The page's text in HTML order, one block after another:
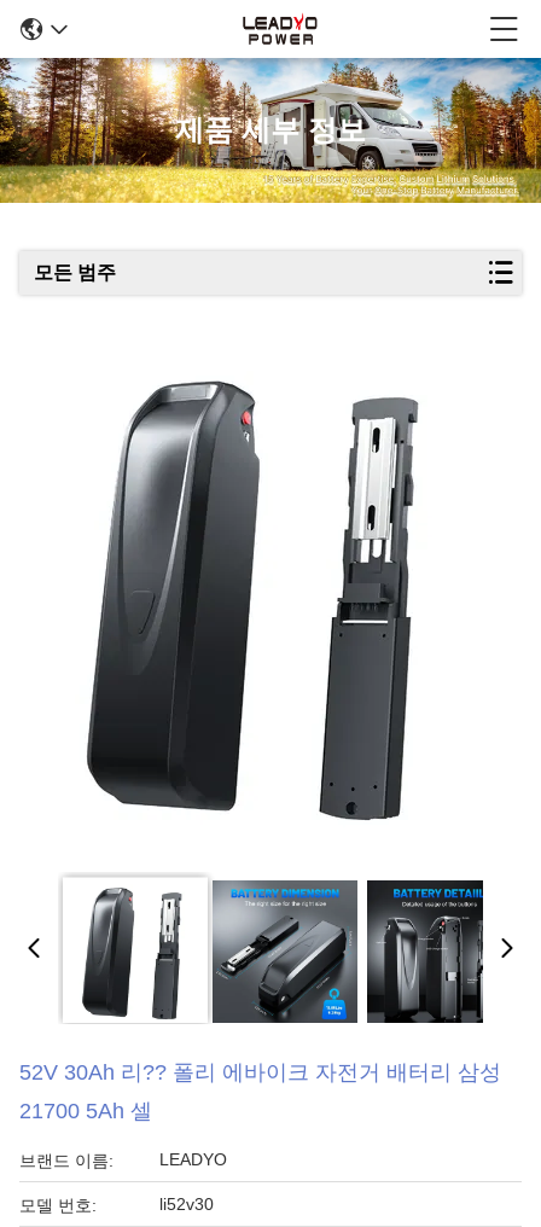
제품 세부 정보
모든 범주
52V 30Ah 리?? 폴리 에바이크 자전거 배터리 삼성
21700 5Ah 셀
브랜드 이름: LEADYO
모델 번호: li52v30